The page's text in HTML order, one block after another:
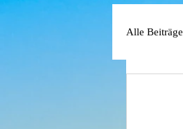
Alle Beiträge